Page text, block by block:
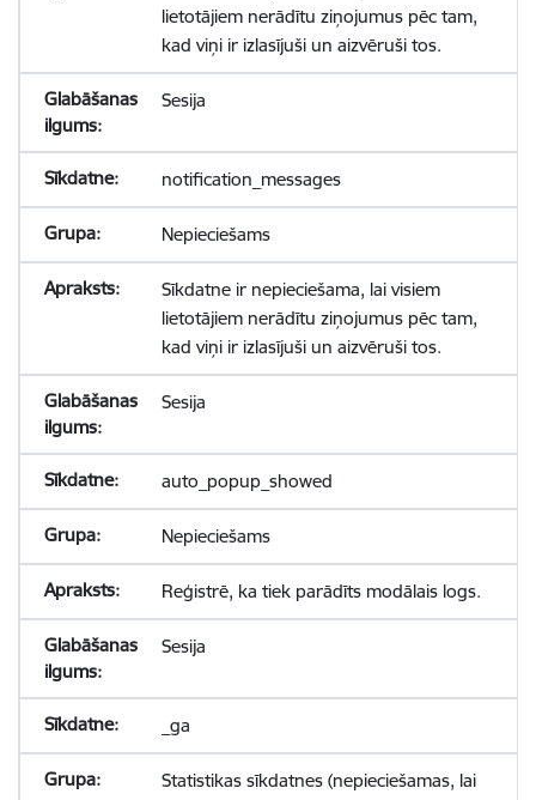
lietotājiem nerādītu ziņojumus pēc tam,
kad viņi ir izlasījuši un aizvēruši tos.
Sesija
notification_messages
Nepieciešams
Sīkdatne ir nepieciešama, lai visiem
lietotājiem nerādītu ziņojumus pēc tam,
kad viņi ir izlasījuši un aizvēruši tos.
Sesija
auto_popup_showed
Nepieciešams
Reģistrē, ka tiek parādīts modālais logs.
Sesija
_ga
Statistikas sīkdatnes (nepieciešamas, lai